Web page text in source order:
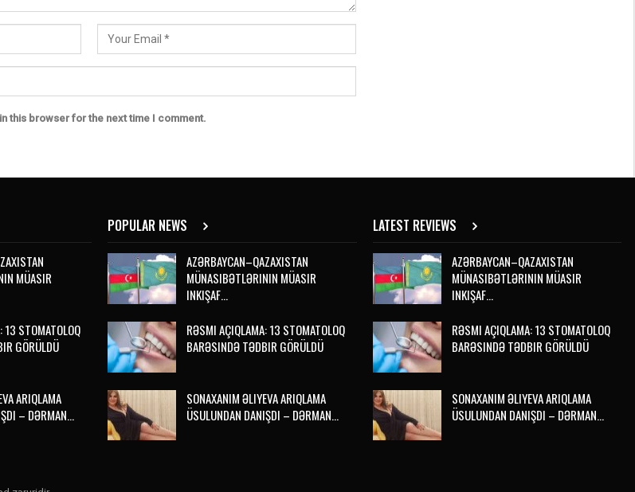
this browser for the next time I comment.
MÜASIR
STOMATOLOQ
GÖRÜLDÜ
ARIQLAMA
– DƏRMAN…
POPULAR NEWS
AZƏRBAYCAN–QAZAXISTAN
MÜNASIBƏTLƏRININ MÜASIR
INKIŞAF…
RƏSMI AÇIQLAMA: 13 STOMATOLOQ
BARƏSINDƏ TƏDBIR GÖRÜLDÜ
SONAXANIM ƏLIYEVA ARIQLAMA
ÜSULUNDAN DANIŞDI – DƏRMAN…
LATEST REVIEWS
AZƏRBAYCAN–QAZAXISTAN
MÜNASIBƏTLƏRININ MÜASIR
INKIŞAF…
RƏSMI AÇIQLAMA: 13 STOMATOLOQ
BARƏSINDƏ TƏDBIR GÖRÜLDÜ
SONAXANIM ƏLIYEVA ARIQLAMA
ÜSULUNDAN DANIŞDI – DƏRMAN…